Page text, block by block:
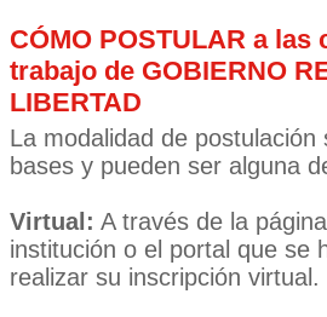
CÓMO POSTULAR a
trabajo de GOBIERNO
LIBERTAD
La modalidad de
bases y pueden ser alguna
Virtual: A través de la
institución o el portal que se
realizar su inscripción virtual.